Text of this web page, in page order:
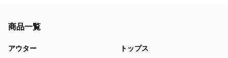
商品一覧
アウター
トップス